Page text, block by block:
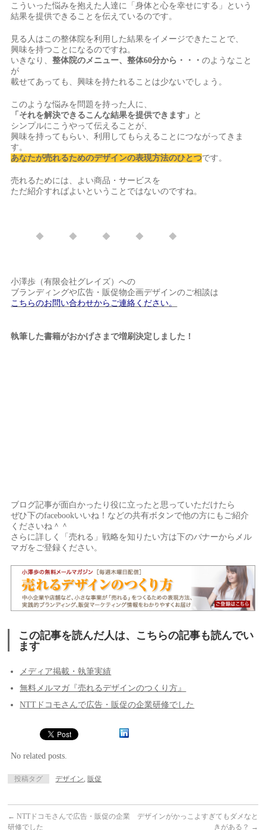
こういった悩みを抱えた人達に「身体と心を幸せにする」という
結果を提供できることを伝えているのです。
見る人はこの整体院を利用した結果をイメージできたことで、
興味を持つことになるのですね。
いきなり、整体院のメニュー、整体60分から・・・のようなこと
が
載せてあっても、興味を持たれることは少ないでしょう。
このような悩みを問題を持った人に、
「それを解決できるこんな結果を提供できます」 と
シンプルにこうやって伝えることが、
興味を持ってもらい、利用してもらえることにつながってきま
す。
あなたが売れるためのデザインの表現方法のひとつです。
売れるためには、よい商品・サービスを
ただ紹介すればよいということではないのですね。
◆ ◆ ◆ ◆ ◆
小澤歩（有限会社グレイズ）への
ブランディングや広告・販促物企画デザインのご相談は
こちらのお問い合わせからご連絡ください。
執筆した書籍がおかげさまで増刷決定しました！
ブログ記事が面白かったり役に立ったと思っていただけたら
ぜひ下のfacebookいいね！などの共有ボタンで他の方にもご紹介
くださいね＾＾
さらに詳しく「売れる」戦略を知りたい方は下のバナーからメル
マガをご登録ください。
この記事を読んだ人は、こちらの記事も読んでい
ます
メディア掲載・執筆実績
無料メルマガ『売れるデザインのつくり方』
NTTドコモさんで広告・販促の企業研修でした
No related posts.
投稿タグ デザイン,販促
← NTTドコモさんで広告・販促の企業
研修でした
デザインがかっこよすぎてもダメなと
きがある？ →